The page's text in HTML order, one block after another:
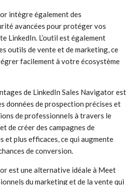
intègre également des
avancées pour protéger vos
LinkedIn. L’outil est également
outils de vente et de marketing, ce
facilement à votre écosystème
de LinkedIn Sales Navigator est
données de prospection précises et
de professionnels à travers le
de créer des campagnes de
et plus efficaces, ce qui augmente
de conversion.
est une alternative idéale à Meet
du marketing et de la vente qui